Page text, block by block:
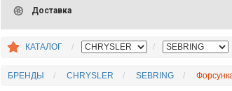
Доставка
КАТАЛОГ
БРЕНДЫ CHRYSLER SEBRING